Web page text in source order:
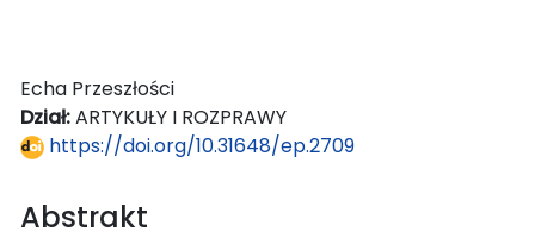
Echa Przeszłości
Dział:ARTYKUŁY I ROZPRAWY
https://doi.org/10.31648/ep.2709
Abstrakt